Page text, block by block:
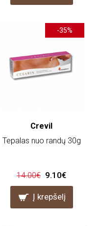
-35%
Crevil
Tepalas nuo randų 30g
14.00€ 9.10€
Į krepšelį